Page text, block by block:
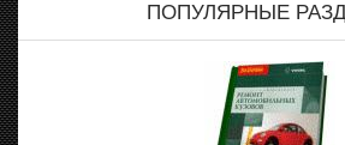
ПОПУЛЯРНЫЕ